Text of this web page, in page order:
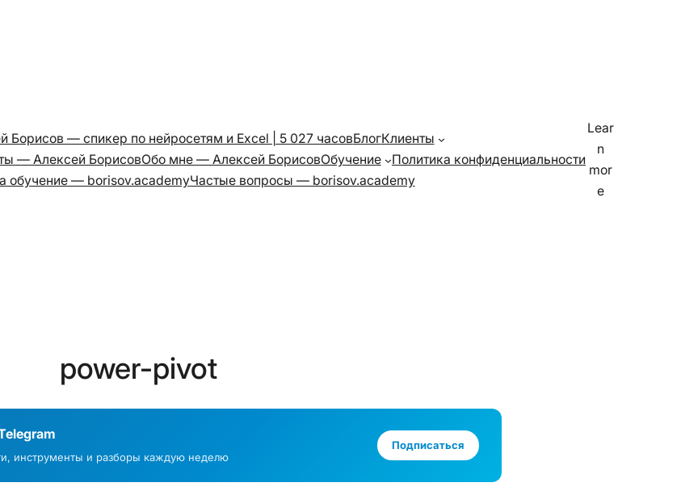
Борисов — спикер по нейросетям и Excel | 5 027 часовБлогКлиенты
— Алексей БорисовОбо мне — Алексей БорисовОбучение
Политика конфиденциальности
обучение — borisov.academyЧастые вопросы — borisov.academy
Lear
n
mor
e
power-pivot
инструменты и разборы каждую неделю
Подписаться